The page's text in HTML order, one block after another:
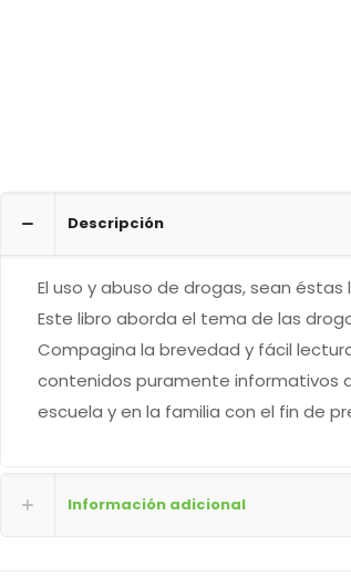
Descripción
El uso y abuso de drogas, sean
Este libro aborda el tema de las
Compagina la brevedad y fácil
contenidos puramente informativos
escuela y en la familia con el fin de
Información adicional